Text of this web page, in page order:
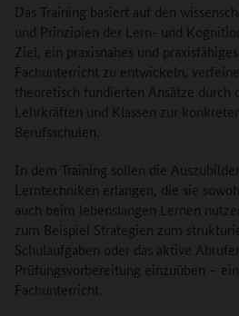
Das Training basiert auf den
und Prinzipien der Lern- und
Ziel, ein praxisnahes und
Fachunterricht zu entwickeln,
theoretisch fundierten Ansätze durch
Lehrkräften und Klassen zur
Berufsschulen.
In dem Training sollen die
Lerntechniken erlangen, die sie
auch beim lebenslangen Lernen
zum Beispiel Strategien zum
Schulaufgaben oder das aktive
Prüfungsvorbereitung einzuüben –
Fachunterricht.